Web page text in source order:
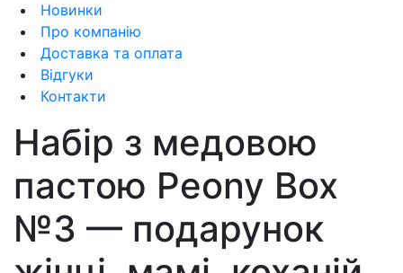
Новинки
Про компанію
Доставка та оплата
Відгуки
Контакти
Набір з медовою
пастою Peony Box
№3 — подарунок